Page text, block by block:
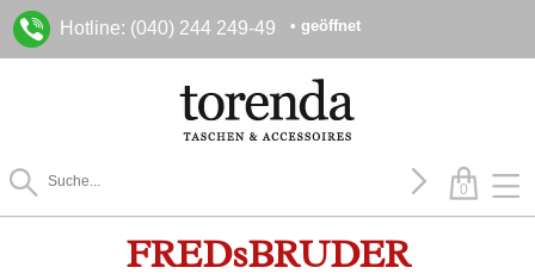
Hotline: (040) 244 249-49 • geöffnet
0
FREDsBRUDER